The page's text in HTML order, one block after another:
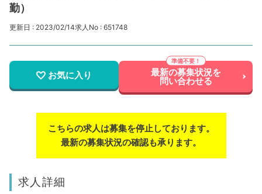
勤）
更新日 : 2023/02/14求人No : 651748
お気に入り 最新の募集状況を
問い合わせる
こちらの求人は募集を停止しております。
最新の募集状況の確認も承ります。
求人詳細